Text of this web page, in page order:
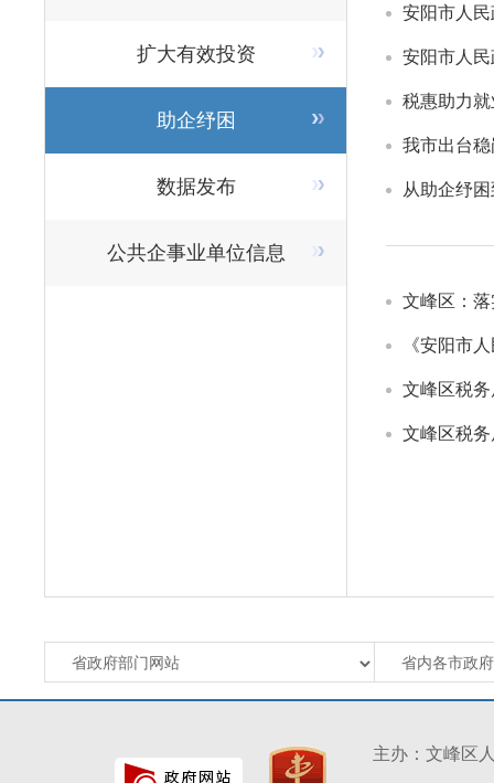
扩大有效投资
助企纾困
数据发布
公共企事业单位信息
安阳市人
安阳市人
税惠助力
我市出台
从助企纾
文峰区：
文峰区税
文峰区税
主办：文峰区